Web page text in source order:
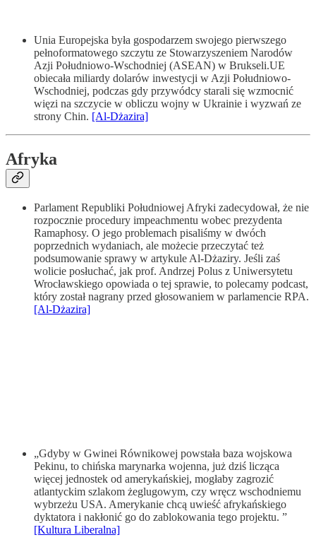
Unia Europejska była gospodarzem swojego pierwszego
pełnoformatowego szczytu ze Stowarzyszeniem Narodów
Azji Południowo-Wschodniej (ASEAN) w Brukseli.UE
obiecała miliardy dolarów inwestycji w Azji Południowo-
Wschodniej, podczas gdy przywódcy starali się wzmocnić
więzi na szczycie w obliczu wojny w Ukrainie i wyzwań ze
strony Chin. [Al-Dżazira]
Afryka
Parlament Republiki Południowej Afryki zadecydował, że nie
rozpocznie procedury impeachmentu wobec prezydenta
Ramaphosy. O jego problemach pisaliśmy w dwóch
poprzednich wydaniach, ale możecie przeczytać też
podsumowanie sprawy w artykule Al-Dżaziry. Jeśli zaś
wolicie posłuchać, jak prof. Andrzej Polus z Uniwersytetu
Wrocławskiego opowiada o tej sprawie, to polecamy podcast,
który został nagrany przed głosowaniem w parlamencie RPA.
[Al-Dżazira]
„Gdyby w Gwinei Równikowej powstała baza wojskowa
Pekinu, to chińska marynarka wojenna, już dziś licząca
więcej jednostek od amerykańskiej, mogłaby zagrozić
atlantyckim szlakom żeglugowym, czy wręcz wschodniemu
wybrzeżu USA. Amerykanie chcą uwieść afrykańskiego
dyktatora i nakłonić go do zablokowania tego projektu. ”
[Kultura Liberalna]